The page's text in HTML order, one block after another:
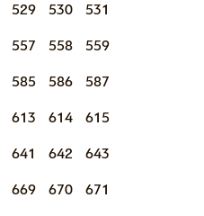
529 530 531
557 558 559
585 586 587
613 614 615
641 642 643
669 670 671